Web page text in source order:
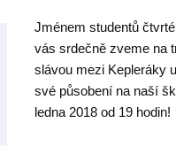
Jménem studentů
vás srdečně zveme na
slávou mezi Kepleráky
své působení na naší
ledna 2018 od 19 hodin!